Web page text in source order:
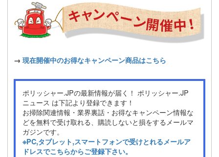
→ 現在開催中のお得なキャンペーン商品はこちら
ポリッシャー.JPの最新情報が届く！ ポリッシャー.JP
ニュース は下記より登録できます！
お掃除関連情報・業界裏話・お得なキャンペーン情報な
どを無料で受け取れる、購読しないと損をするメールマ
ガジンです。
※PC,タブレット,スマートフォンで受けとれるメールア
ドレスでこちらからご登録下さい。